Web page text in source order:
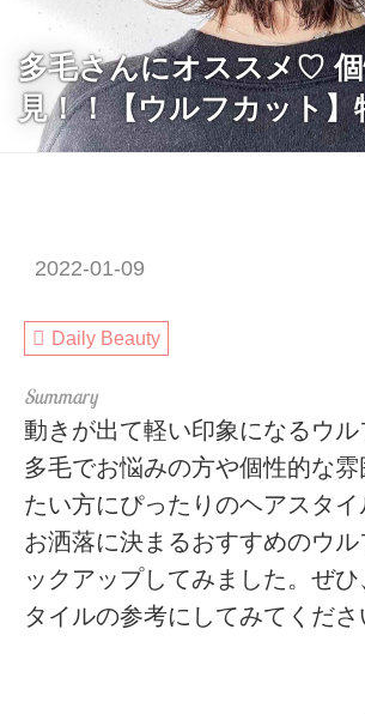
多毛さんにオススメ♡
見！！【ウルフカット】
2022-01-09
Daily Beauty
動きが出て軽い印象になるウル
多毛でお悩みの方や個性的な
たい方にぴったりのヘアスタイ
お洒落に決まるおすすめのウ
ックアップしてみました。ぜ
タイルの参考にしてみてくださ